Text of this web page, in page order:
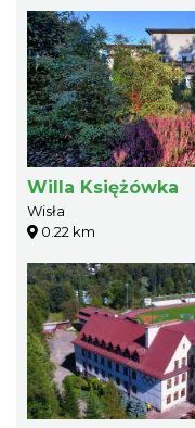
Willa Księżówka
Wisła
0.22 km